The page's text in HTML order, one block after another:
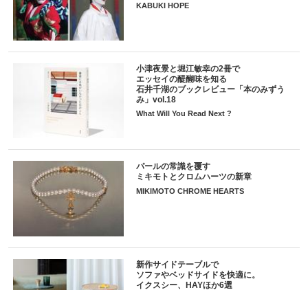
KABUKI HOPE
小津夜景と堀江敏幸の2冊で
エッセイの醍醐味を知る
石井千湖のブックレビュー「本のみずう
み」vol.18
What Will You Read Next ?
パールの常識を覆す
ミキモトとクロムハーツの新章
MIKIMOTO CHROME HEARTS
新作サイドテーブルで
ソファやベッドサイドを快適に。
イクスシー、HAYほか6選